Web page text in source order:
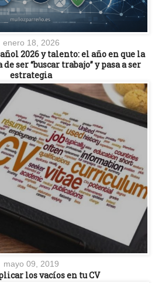
enero 18, 2026
2026 y talento: el año en que la
ser “buscar trabajo” y pasa a ser
estrategia
mayo 09, 2019
los vacíos en tu CV